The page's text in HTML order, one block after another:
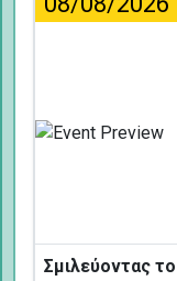
Σμιλεύοντας